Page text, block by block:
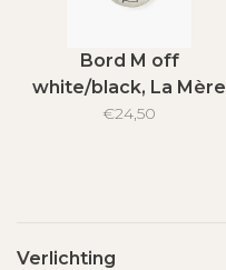
Bord M off
white/black, La Mère
€24,50
Verlichting